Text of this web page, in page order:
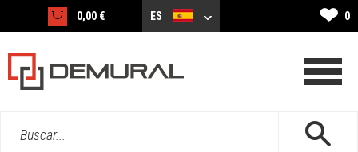
0,00 € ES ❤ 0
Buscar...